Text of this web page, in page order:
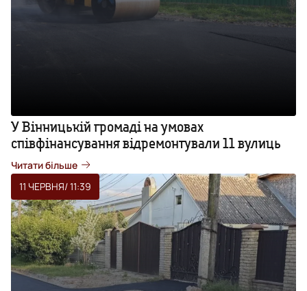
У Вінницькій громаді на умовах
співфінансування відремонтували 11 вулиць
Читати більше
11 ЧЕРВНЯ/ 11:39